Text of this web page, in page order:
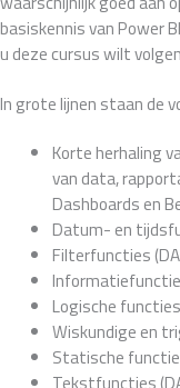
basiskennis van Power
u deze cursus wilt
In grote lijnen staan de
Korte herhaling
van data,
Dashboards en
Datum- en
Filterfuncties
Logische
Wiskundige en
Statische